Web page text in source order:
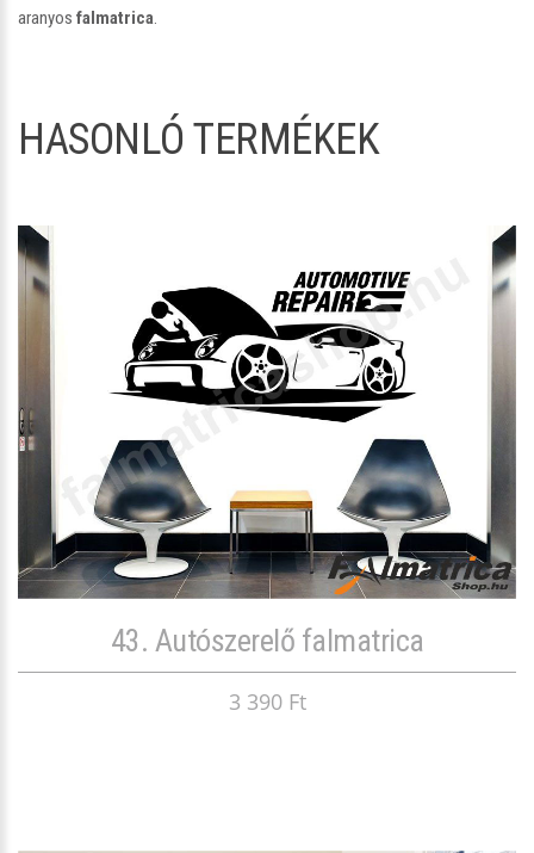
aranyos falmatrica
HASONLÓ TERMÉKEK
43. Autószerelő falmatrica
3 390 Ft